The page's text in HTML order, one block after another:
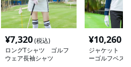
¥7,320(税込)
ロングTシャツ ゴルフ
ウェア長袖シャツ
¥10,260
ジャケット
ーゴルフベスト